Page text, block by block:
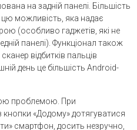
на задній панелі. Більшість
можливість, яка надає
(особливо гаджетів, які не
панелі). Функціонал також
відбитків пальців
день це більшість Android-
проблемою. При
кнопки «Додому» дотягуватися
смартфон, досить незручно,